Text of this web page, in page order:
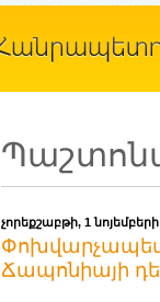
չորեքշաբթի, 1 նոյեմբերի
Փոխվարչապետ
Ճապոնիայի